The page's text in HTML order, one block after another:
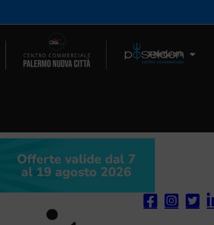
Il Network